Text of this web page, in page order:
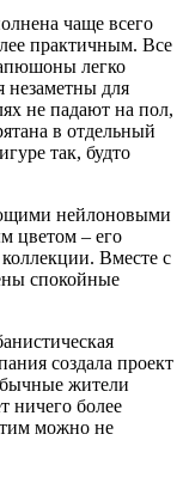
чаще всего
практичным. Все
легко
незаметны для
не падают на пол,
в отдельный
так, будто
нейлоновыми
цветом – его
Вместе с
спокойные
создала проект
жители
ничего более
можно не